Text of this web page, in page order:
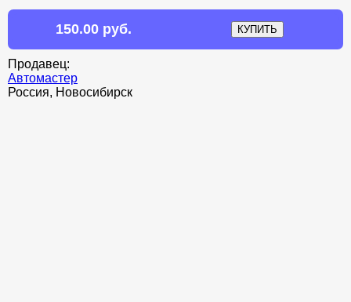
150.00 руб.
Продавец:
Автомастер
Россия, Новосибирск